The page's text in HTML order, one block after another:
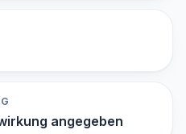
angegeben